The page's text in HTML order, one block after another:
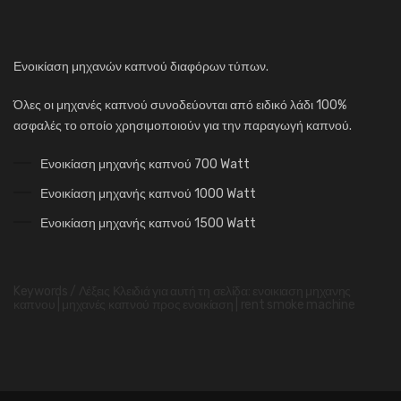
Ενοικίαση μηχανών καπνού διαφόρων τύπων.
Όλες οι μηχανές καπνού συνοδεύονται από ειδικό λάδι 100%
ασφαλές το οποίο χρησιμοποιούν για την παραγωγή καπνού.
Ενοικίαση μηχανής καπνού 700 Watt
Ενοικίαση μηχανής καπνού 1000 Watt
Ενοικίαση μηχανής καπνού 1500 Watt